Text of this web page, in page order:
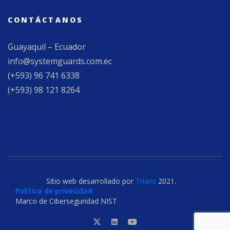
CONTÁCTANOS
Guayaquil – Ecuador
info@systemguards.com.ec
(+593) 96 741 6338
(+593) 98 121 8264
Sitio web desarrollado por Triaris 2021.
Política de privacidad
Marco de Ciberseguridad NIST